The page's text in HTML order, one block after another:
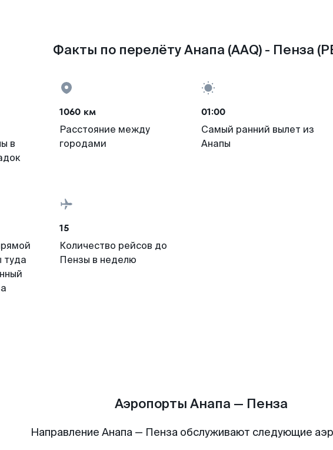
Факты по перелёту Анапа (AAQ) - Пенза
в
1060 км
Расстояние между
городами
01:00
Самый ранний вылет из
Анапы
туда
15
Количество рейсов до
Пензы в неделю
Аэропорты Анапа — Пенза
Направление Анапа — Пенза обслуживают следующие